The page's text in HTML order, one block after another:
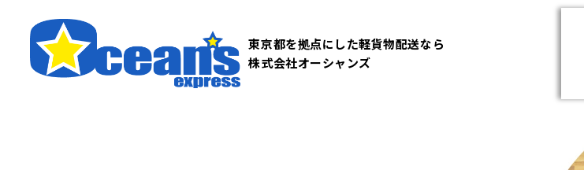
東京都を拠点にした軽貨物配送なら
株式会社オーシャンズ